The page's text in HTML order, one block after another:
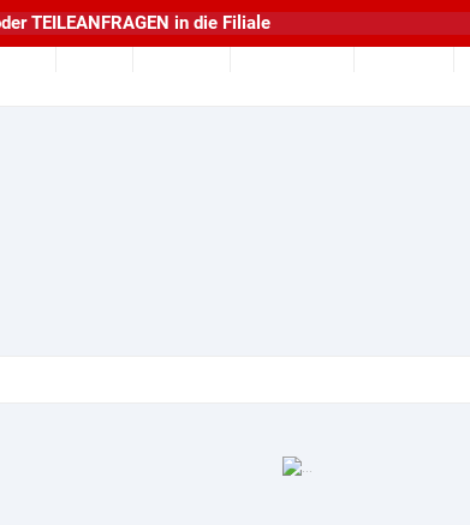
Alle Aprilia Kawasaki Suzuki
TEILEANFRAGEN in die Filiale